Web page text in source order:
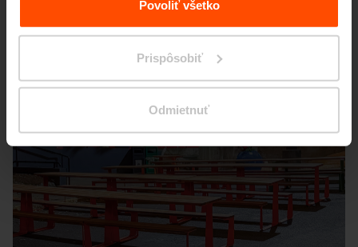
Povoliť všetko
Prispôsobiť
Odmietnuť